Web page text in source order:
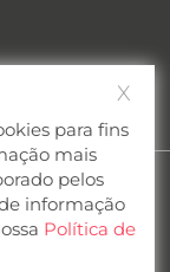
X
para fins
mais
pelos
informação
Política de